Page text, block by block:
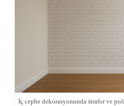
İç cephe dekorasyonunda strafor ve